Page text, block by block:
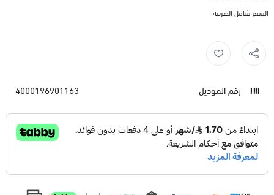
السعر شامل الضريبة
رقم الموديل 4000196901163